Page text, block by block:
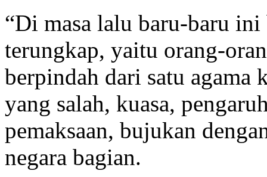
“Di masa lalu baru-baru
terungkap, yaitu orang-
berpindah dari satu agama
yang salah, kuasa,
pemaksaan, bujukan
negara bagian.